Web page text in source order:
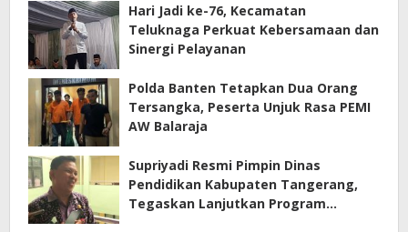
Hari Jadi ke-76, Kecamatan
Teluknaga Perkuat Kebersamaan dan
Sinergi Pelayanan
Polda Banten Tetapkan Dua Orang
Tersangka, Peserta Unjuk Rasa PEMI
AW Balaraja
Supriyadi Resmi Pimpin Dinas
Pendidikan Kabupaten Tangerang,
Tegaskan Lanjutkan Program